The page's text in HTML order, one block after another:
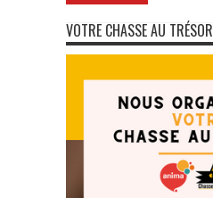
VOTRE CHASSE AU TRÉSOR